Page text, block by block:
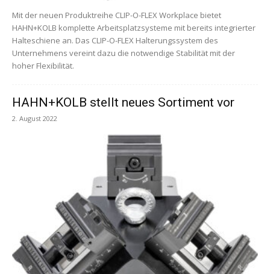
Mit der neuen Produktreihe CLIP-O-FLEX Workplace bietet
HAHN+KOLB komplette Arbeitsplatzsysteme mit bereits integrierter
Halteschiene an. Das CLIP-O-FLEX Halterungssystem des
Unternehmens vereint dazu die notwendige Stabilität mit der
hoher Flexibilität.
HAHN+KOLB stellt neues Sortiment vor
2. August 2022